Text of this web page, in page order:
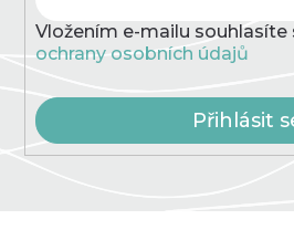
Vložením e-mailu souhlasíte
ochrany osobních údajů
Přihlásit